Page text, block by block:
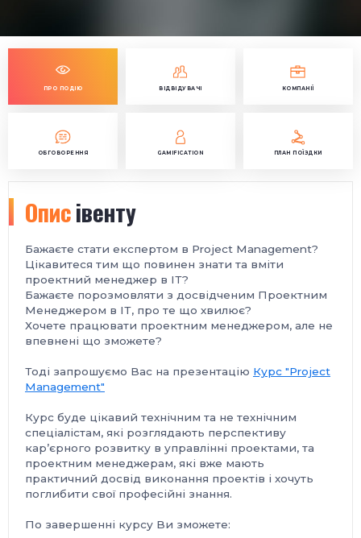
ПРО ПОДІЮ ВІДВІДУВАЧІ КОМПАНІЇ
ОБГОВОРЕННЯ GAMIFICATION ПЛАН ПОЇЗДКИ
Описівенту
Бажаєте стати експертом в Project Management?
Цікавитеся тим що повинен знати та вміти
проектний менеджер в ІТ?
Бажаєте порозмовляти з досвідченим Проектним
Менеджером в ІТ, про те що хвилює?
Хочете працювати проектним менеджером, але не
впевнені що зможете?
Тоді запрошуємо Вас на презентацію Курс "Project
Management"
Курс буде цікавий технічним та не технічним
спеціалістам, які розглядають перспективу
кар’єрного розвитку в управлінні проектами, та
проектним менеджерам, які вже мають
практичний досвід виконання проектів і хочуть
поглибити свої професійні знання.
По завершенні курсу Ви зможете: